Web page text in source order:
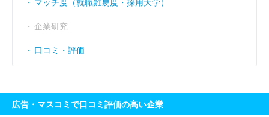
企業研究
口コミ・評価
広告・マスコミで口コミ評価の高い企業